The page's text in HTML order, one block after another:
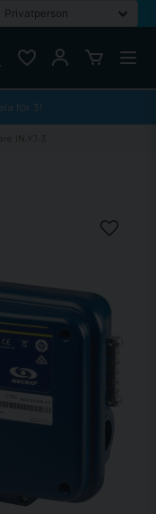
för 3!
IN.YJ-3